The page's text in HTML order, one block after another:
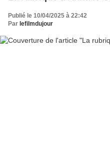
Publié le 10/04/2025 à 22:42
Par lefilmdujour